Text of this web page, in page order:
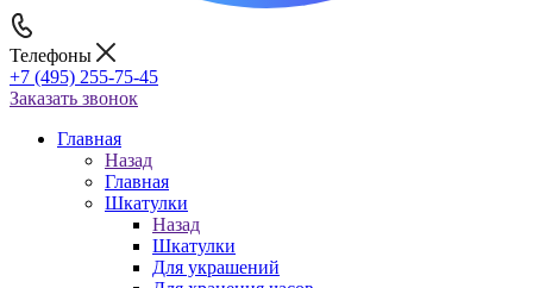
Телефоны
+7 (495) 255-75-45
Заказать звонок
Главная
Назад
Главная
Шкатулки
Назад
Шкатулки
Для украшений